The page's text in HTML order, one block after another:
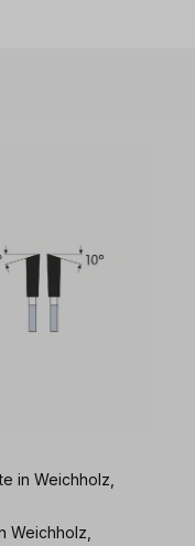
in Weichholz,
Weichholz,